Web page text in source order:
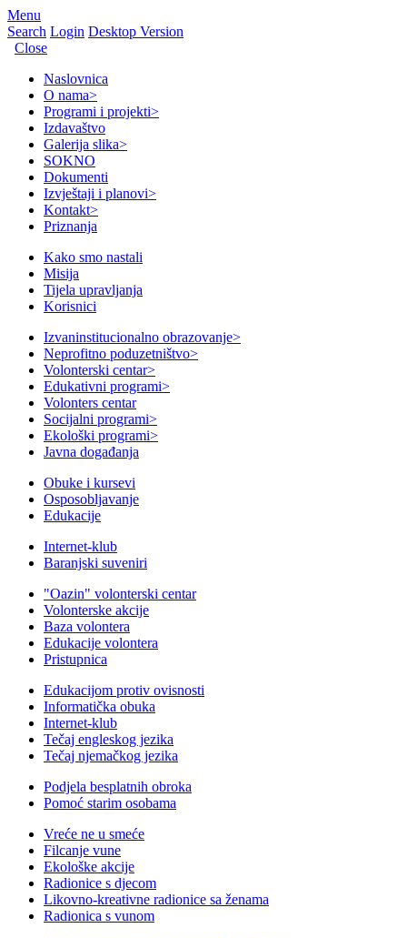
Menu
Search Login Desktop Version
Close
Naslovnica
O nama>
Programi i projekti>
Izdavaštvo
Galerija slika>
SOKNO
Dokumenti
Izvještaji i planovi>
Kontakt>
Priznanja
Kako smo nastali
Misija
Tijela upravljanja
Korisnici
Izvaninstitucionalno obrazovanje>
Neprofitno poduzetništvo>
Volonterski centar>
Edukativni programi>
Volonters centar
Socijalni programi>
Ekološki programi>
Javna događanja
Obuke i kursevi
Osposobljavanje
Edukacije
Internet-klub
Baranjski suveniri
"Oazin" volonterski centar
Volonterske akcije
Baza volontera
Edukacije volontera
Pristupnica
Edukacijom protiv ovisnosti
Informatička obuka
Internet-klub
Tečaj engleskog jezika
Tečaj njemačkog jezika
Podjela besplatnih obroka
Pomoć starim osobama
Vreće ne u smeće
Filcanje vune
Ekološke akcije
Radionice s djecom
Likovno-kreativne radionice sa ženama
Radionica s vunom